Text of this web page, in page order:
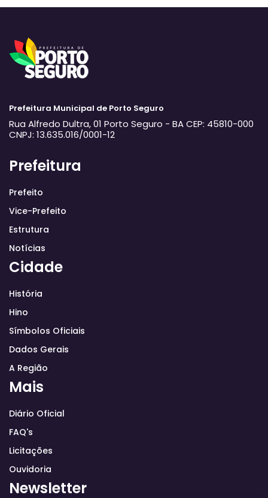
Prefeitura Municipal de Porto Seguro
Rua Alfredo Dultra, 01 Porto Seguro - BACEP: 45810-000
CNPJ: 13.635.016/0001-12
Prefeitura
Prefeito
Vice-Prefeito
Estrutura
Notícias
Cidade
História
Hino
Símbolos Oficiais
Dados Gerais
A Região
Mais
Diário Oficial
FAQ's
Licitações
Ouvidoria
Newsletter